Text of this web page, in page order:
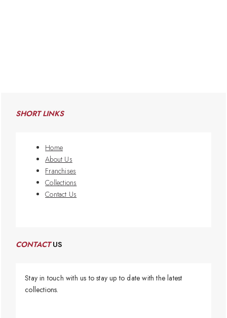
SHORT LINKS
Home
About Us
Franchises
Collections
Contact Us
CONTACTUS
Stay in touch with us to stay up to date with the latest
collections.